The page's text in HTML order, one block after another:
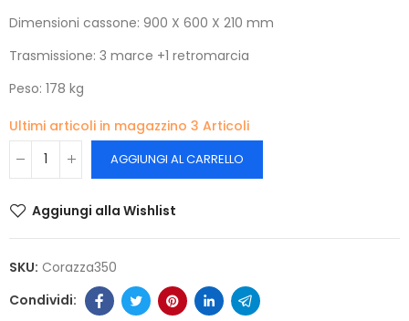
Dimensioni cassone: 900 X 600 X 210 mm
Trasmissione: 3 marce +1 retromarcia
Peso: 178 kg
Ultimi articoli in magazzino 3 Articoli
AGGIUNGI AL CARRELLO
Aggiungi alla Wishlist
SKU: Corazza350